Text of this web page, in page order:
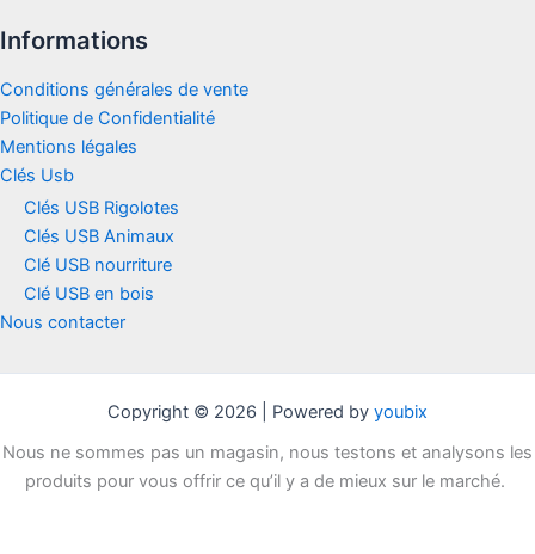
Informations
Conditions générales de vente
Politique de Confidentialité
Mentions légales
Clés Usb
Clés USB Rigolotes
Clés USB Animaux
Clé USB nourriture
Clé USB en bois
Nous contacter
Copyright © 2026 | Powered by youbix
Nous ne sommes pas un magasin, nous testons et analysons les
produits pour vous offrir ce qu’il y a de mieux sur le marché.